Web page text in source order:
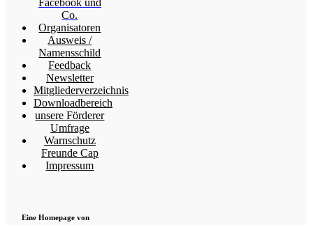
Facebook und
Co.
Organisatoren
Ausweis /
Namensschild
Feedback
Newsletter
Mitgliederverzeichnis
Downloadbereich
unsere Förderer
Umfrage
Warnschutz
Freunde Cap
Impressum
Eine Homepage von